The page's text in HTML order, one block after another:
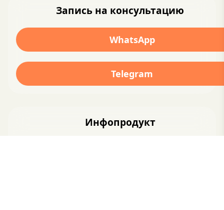
Запись на консультацию
WhatsApp
Telegram
Инфопродукт